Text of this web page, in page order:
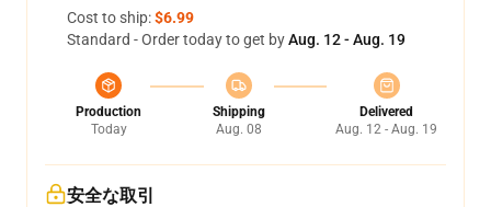
Cost to ship:$6.99
Standard - Order today to get byAug. 12 - Aug. 19
Production
Today
Shipping
Aug. 08
Delivered
Aug. 12 - Aug. 19
安全な取引